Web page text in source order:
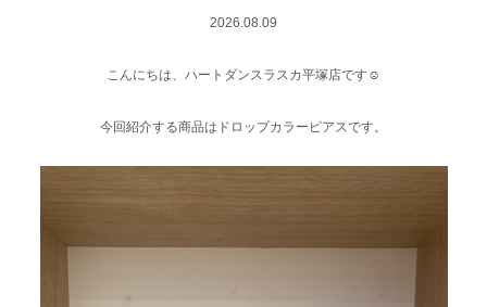
2026.08.09
こんにちは、ハートダンスラスカ平塚店です☺︎
今回紹介する商品はドロップカラーピアスです。